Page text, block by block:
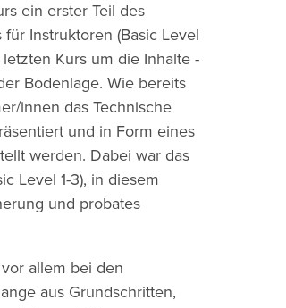
ein erster Teil des
Instruktoren (Basic Level
Kurs um die Inhalte -
Bodenlage. Wie bereits
innen das Technische
und in Form eines
werden. Dabei war das
Level 1-3), in diesem
und probates
allem bei den
aus Grundschritten,